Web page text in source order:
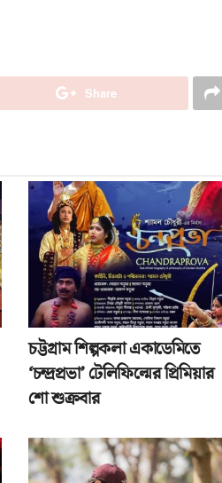
Share
চট্টগ্রাম শিল্পকলা একাডেমিতে
‘চন্দ্রপ্রভা’ টেলিফিল্মের প্রিমিয়ার
শো শুক্রবার